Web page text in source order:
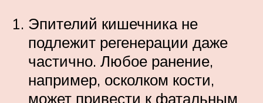
Эпителий кишечника не
подлежит регенерации даже
частично. Любое ранение,
например, осколком кости,
может привести к фатальным